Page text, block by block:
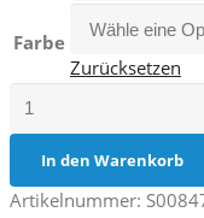
Farbe
Zurücksetzen
Ack
MengeIn den Warenkorb
Artikelnummer: